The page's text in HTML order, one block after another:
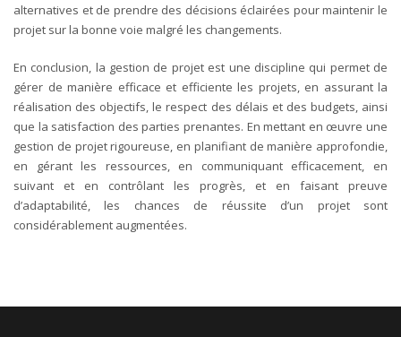
alternatives et de prendre des décisions éclairées pour maintenir le
projet sur la bonne voie malgré les changements.
En conclusion, la gestion de projet est une discipline qui permet de
gérer de manière efficace et efficiente les projets, en assurant la
réalisation des objectifs, le respect des délais et des budgets, ainsi
que la satisfaction des parties prenantes. En mettant en œuvre une
gestion de projet rigoureuse, en planifiant de manière approfondie,
en gérant les ressources, en communiquant efficacement, en
suivant et en contrôlant les progrès, et en faisant preuve
d’adaptabilité, les chances de réussite d’un projet sont
considérablement augmentées.